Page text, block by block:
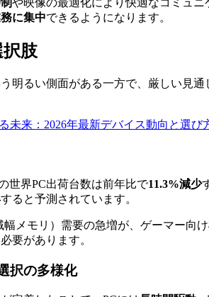
に集中できるようになります。
肢
明るい側面がある一方で、厳しい見
未来：2026年最新デバイス動向と選び
世界PC出荷台数は前年比で11.3%減少
すると予測されています。
メモリ）需要の急増が、ゲーマー向
要があります。
択の多様化